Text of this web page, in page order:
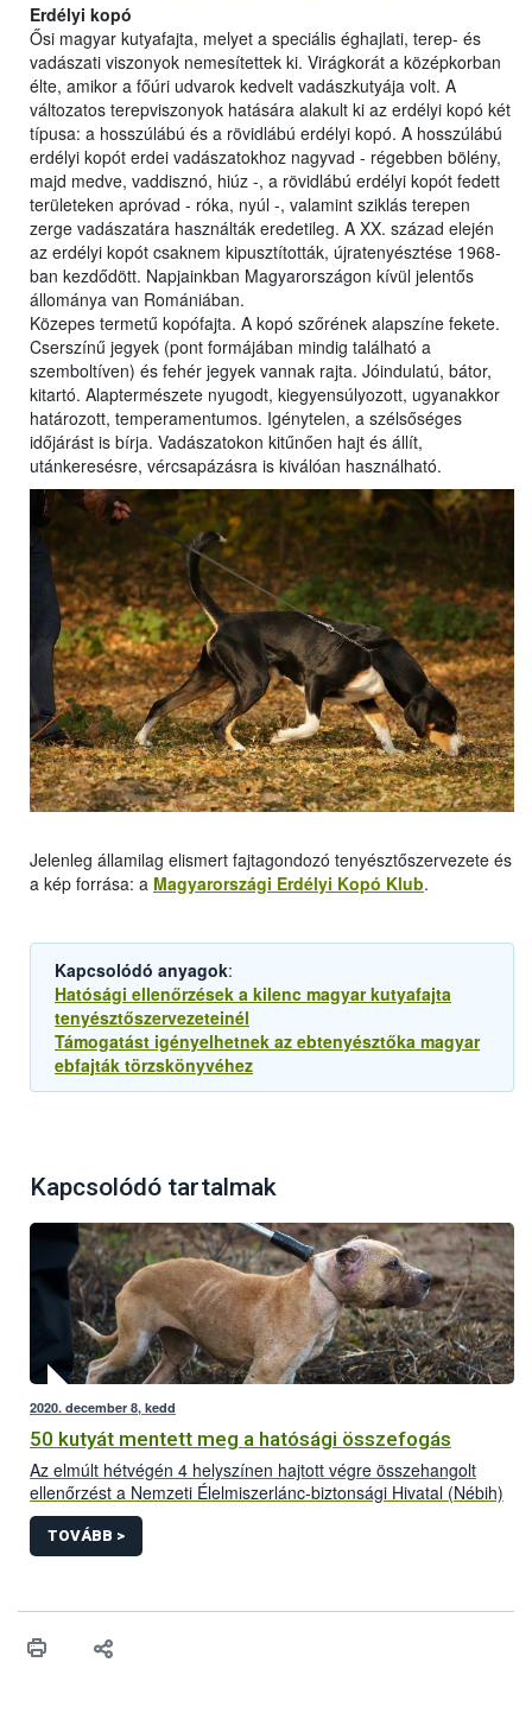
Erdélyi kopó
Ősi magyar kutyafajta, melyet a speciális éghajlati, terep- és
vadászati viszonyok nemesítettek ki. Virágkorát a középkorban
élte, amikor a főúri udvarok kedvelt vadászkutyája volt. A
változatos terepviszonyok hatására alakult ki az erdélyi kopó két
típusa: a hosszúlábú és a rövidlábú erdélyi kopó. A hosszúlábú
erdélyi kopót erdei vadászatokhoz nagyvad - régebben bölény,
majd medve, vaddisznó, hiúz -, a rövidlábú erdélyi kopót fedett
területeken apróvad - róka, nyúl -, valamint sziklás terepen
zerge vadászatára használták eredetileg. A XX. század elején
az erdélyi kopót csaknem kipusztították, újratenyésztése 1968-
ban kezdődött. Napjainkban Magyarországon kívül jelentős
állománya van Romániában.
Közepes termetű kopófajta. A kopó szőrének alapszíne fekete.
Cserszínű jegyek (pont formájában mindig található a
szemboltíven) és fehér jegyek vannak rajta. Jóindulatú, bátor,
kitartó. Alaptermészete nyugodt, kiegyensúlyozott, ugyanakkor
határozott, temperamentumos. Igénytelen, a szélsőséges
időjárást is bírja. Vadászatokon kitűnően hajt és állít,
utánkeresésre, vércsapázásra is kiválóan használható.
Jelenleg államilag elismert fajtagondozó tenyésztőszervezete és
a kép forrása: a Magyarországi Erdélyi Kopó Klub.
Kapcsolódó anyagok:
Hatósági ellenőrzések a kilenc magyar kutyafajta
tenyésztőszervezeteinél
Támogatást igényelhetnek az ebtenyésztőka magyar
ebfajták törzskönyvéhez
Kapcsolódó tartalmak
2020. december 8, kedd
50 kutyát mentett meg a hatósági összefogás
Az elmúlt hétvégén 4 helyszínen hajtott végre összehangolt
ellenőrzést a Nemzeti Élelmiszerlánc-biztonsági Hivatal (Nébih)
a Készenléti Rendőrség Nemzeti Nyomozó Iroda (KR NNI)
szervezésében, további rendőri egységekkel együttműködve. A
közös akciónak köszönhetően 50 rossz körülmények között
TOVÁBB >